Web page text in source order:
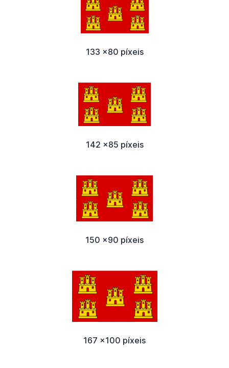
133 x80 píxeis
142 x85 píxeis
150 x90 píxeis
167 x100 píxeis